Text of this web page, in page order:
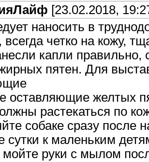
[23.02.2018,
наносить в
всегда четко на кожу,
капли
пятен. Для
оставляющие желтых
растекаться по
собаке сразу после
сутки к маленьким
руки с мылом